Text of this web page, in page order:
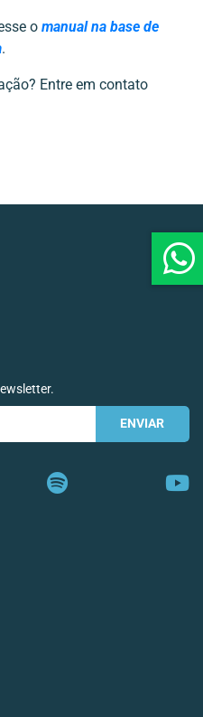
o manual na base de
.
Entre em contato
ENVIAR